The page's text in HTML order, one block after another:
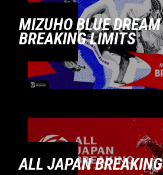
MIZUHO BLUE DREAM
BREAKING LIMITS
ALL JAPAN BREAKING